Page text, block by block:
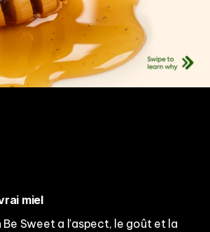
miel
Sweet a l'aspect, le goût et la